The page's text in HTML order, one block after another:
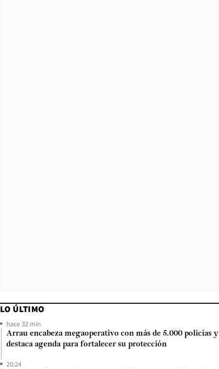
LO ÚLTIMO
hace 32 min
Arrau encabeza megaoperativo con más de 5.000 policías y
destaca agenda para fortalecer su protección
20:24